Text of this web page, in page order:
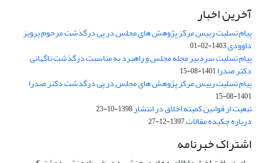
آخرین اخبار
پیام تسلیت رییس مرکز پژوهش های مجلس در پی درگذشت مرحوم پرویز
داوودی1403-02-01
پیام تسلیت سردبیر مجله مجلس و راهبرد به مناسبت درگذشت ناگهانی
دکتر صدرا1401-08-15
پیام تسلیت رییس مرکز پژوهش های مجلس در پی درگذشت دکتر صدرا
1401-08-15
تبعیت از قوانین کمیته اخلاق در انتشار1398-10-23
درباره چکیده مقالات1397-12-27
اشتراک خبرنامه